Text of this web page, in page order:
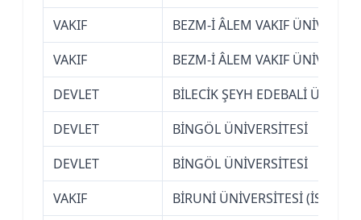
VAKIF
BEZM-İ ÂLEM VAKIF
VAKIF
BEZM-İ ÂLEM VAKIF
DEVLET
BİLECİK ŞEYH EDEBALİ
DEVLET
BİNGÖL ÜNİVERSİTESİ
DEVLET
BİNGÖL ÜNİVERSİTESİ
VAKIF
BİRUNİ ÜNİVERSİTESİ